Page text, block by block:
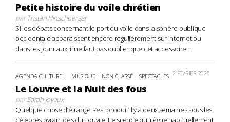
Petite histoire du voile chrétien
parTristan Hinschberger
Si les débats concernant le port du voile dans la sphère publique
occidentale apparaissent encore régulièrement sur internet ou
dans les journaux, il ne faut pas oublier que cet accessoire...
AGENDA CULTUREL MUSIQUE NON CLASSÉ SPECTACLES 2 FÉVRIER 2025
Le Louvre et la Nuit des fous
parSarah Joyaux
Quelque chose d’étrange s’est produit il y a deux semaines sous les
célèbres pyramides du Louvre. Le silence qui règne habituellement